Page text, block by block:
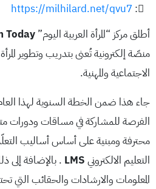
:
https://milhilard.net/qvu7
أطلق مركز “المرأة العربية اليوم” Today
منصّة إلكترونية تُعنى بتدريب وتطوير
الاجتماعية والمهنية.
جاء هذا ضمن الخطة السنوية لهذا
الفرصة للمشاركة في مساقات ودورات
محترفة ومبنية على أساس أساليب
التعليم الالكتروني LMS . بالإضافة إلى
المعلومات والارشادات والحقائب